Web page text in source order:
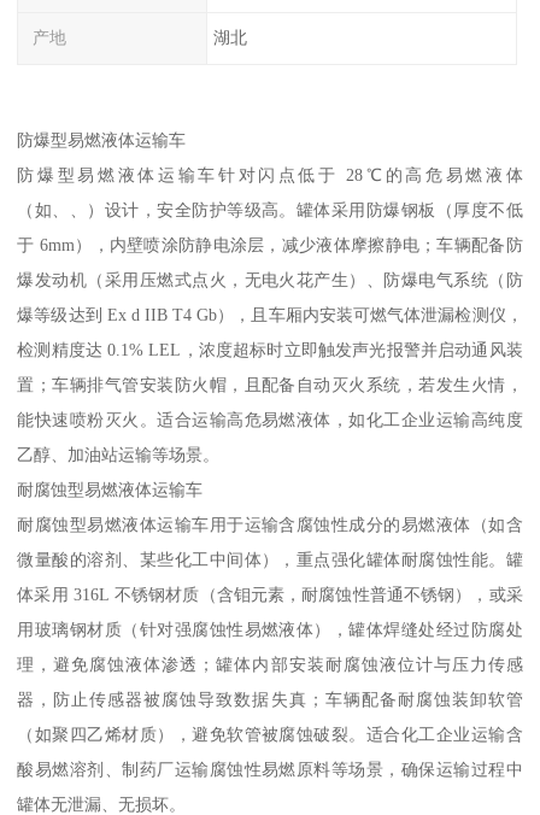
产地 湖北
防爆型易燃液体运输车​
防爆型易燃液体运输车针对闪点低于 28℃的高危易燃液体
（如、、）设计，安全防护等级高。罐体采用防爆钢板（厚度不低
于 6mm），内壁喷涂防静电涂层，减少液体摩擦静电；车辆配备防
爆发动机（采用压燃式点火，无电火花产生）、防爆电气系统（防
爆等级达到 Ex d IIB T4 Gb），且车厢内安装可燃气体泄漏检测仪，
检测精度达 0.1% LEL，浓度超标时立即触发声光报警并启动通风装
置；车辆排气管安装防火帽，且配备自动灭火系统，若发生火情，
能快速喷粉灭火。适合运输高危易燃液体，如化工企业运输高纯度
乙醇、加油站运输等场景。​
耐腐蚀型易燃液体运输车​
耐腐蚀型易燃液体运输车用于运输含腐蚀性成分的易燃液体（如含
微量酸的溶剂、某些化工中间体），重点强化罐体耐腐蚀性能。罐
体采用 316L 不锈钢材质（含钼元素，耐腐蚀性普通不锈钢），或采
用玻璃钢材质（针对强腐蚀性易燃液体），罐体焊缝处经过防腐处
理，避免腐蚀液体渗透；罐体内部安装耐腐蚀液位计与压力传感
器，防止传感器被腐蚀导致数据失真；车辆配备耐腐蚀装卸软管
（如聚四乙烯材质），避免软管被腐蚀破裂。适合化工企业运输含
酸易燃溶剂、制药厂运输腐蚀性易燃原料等场景，确保运输过程中
罐体无泄漏、无损坏。​